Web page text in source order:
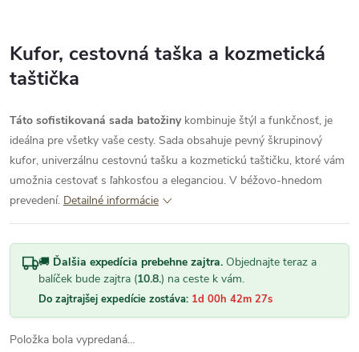
Kufor, cestovná taška a kozmetická
taštička
Táto sofistikovaná sada batožinykombinuje štýl a funkčnosť, je
ideálna pre všetky vaše cesty. Sada obsahuje pevný škrupinový
kufor, univerzálnu cestovnú tašku a kozmetickú taštičku, ktoré vám
umožnia cestovať s ľahkosťou a eleganciou. V béžovo-hnedom
prevedení. Detailné informácie
🚚 Ďalšia expedícia prebehne zajtra. Objednajte teraz a
balíček bude zajtra (10.8.) na ceste k vám.
Do zajtrajšej expedície zostáva: 1d 00h 42m 26s
Položka bola vypredaná…